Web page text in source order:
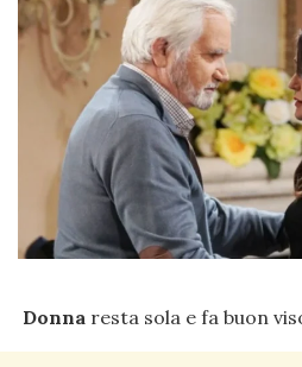
Donna resta sola e fa buon